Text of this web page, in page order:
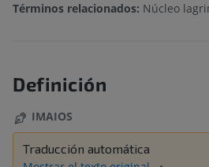
Términos relacionados: Núcleo
Definición
IMAIOS
Traducción automática